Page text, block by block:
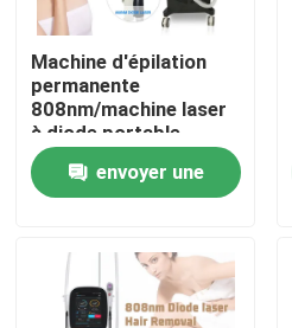
Maison
Produits
Vidéos
VR Show
Machine d'épilation
permanente
808nm/machine laser
à diode portable
envoyer une